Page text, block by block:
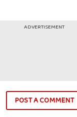
ADVERTISEMENT
POST A COMMENT